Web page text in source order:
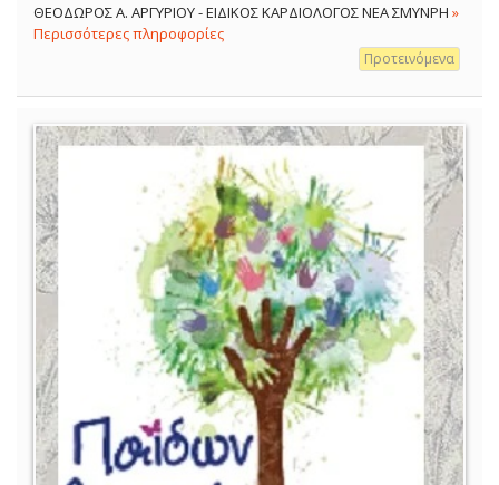
ΘΕΟΔΩΡΟΣ Α. ΑΡΓΥΡΙΟΥ - ΕΙΔΙΚΟΣ ΚΑΡΔΙΟΛΟΓΟΣ ΝΕΑ ΣΜΥΝΡΗ »
Περισσότερες πληροφορίες
Προτεινόμενα